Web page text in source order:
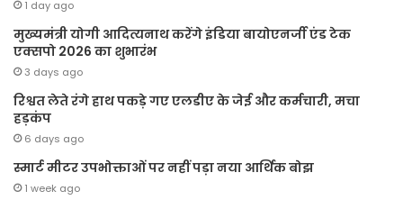
1 day ago
मुख्यमंत्री योगी आदित्यनाथ करेंगे इंडिया बायोएनर्जी एंड टेक
एक्सपो 2026 का शुभारंभ
3 days ago
रिश्वत लेते रंगे हाथ पकड़े गए एलडीए के जेई और कर्मचारी, मचा
हड़कंप
6 days ago
स्मार्ट मीटर उपभोक्ताओं पर नहीं पड़ा नया आर्थिक बोझ
1 week ago